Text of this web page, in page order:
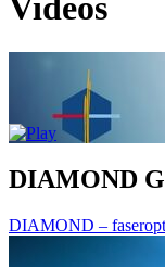
Videos
DIAMOND
DIAMOND –